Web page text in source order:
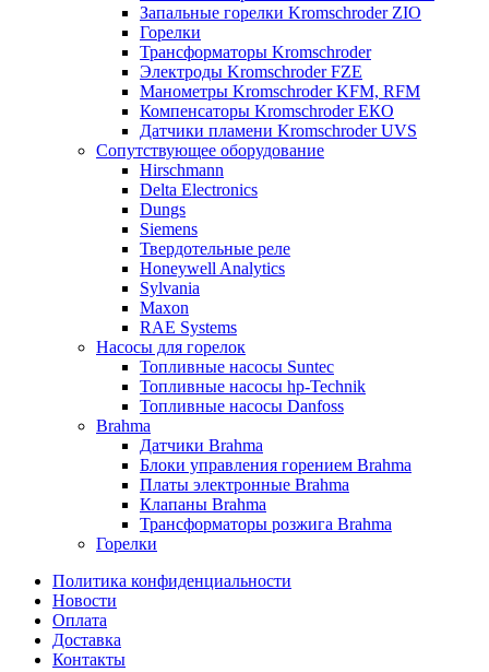
Запальные горелки Kromschroder ZIO
Горелки
Трансформаторы Kromschroder
Электроды Kromschroder FZE
Манометры Kromschroder KFM, RFM
Компенсаторы Kromschroder ЕКО
Датчики пламени Kromschroder UVS
Сопутствующее оборудование
Hirschmann
Delta Electronics
Dungs
Siemens
Твердотельные реле
Honeywell Analytics
Sylvania
Maxon
RAE Systems
Насосы для горелок
Топливные насосы Suntec
Топливные насосы hp-Technik
Топливные насосы Danfoss
Brahma
Датчики Brahma
Блоки управления горением Brahma
Платы электронные Brahma
Клапаны Brahma
Трансформаторы розжига Brahma
Горелки
Политика конфиденциальности
Новости
Оплата
Доставка
Контакты